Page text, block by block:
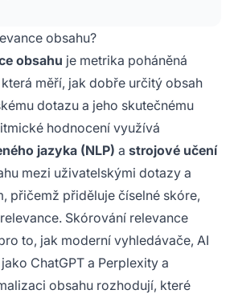
obsahem. Je zásadní pro
pro optimalizaci obsahu
zobrazit jako první.
významu, pokrytí
sladění zajišťuje
že uživatelé obdrží
obsah pro své
obsahu?
obsahu je metrika poháněná
měří, jak dobře určitý obsah
dotazu a jeho skutečnému
hodnocení využívá
jazyka (NLP) a strojové učení
mezi uživatelskými dotazy a
přičemž přiděluje číselné skóre,
Skórování relevance
to, jak moderní vyhledávače, AI
ChatGPT a Perplexity a
obsahu rozhodují, které